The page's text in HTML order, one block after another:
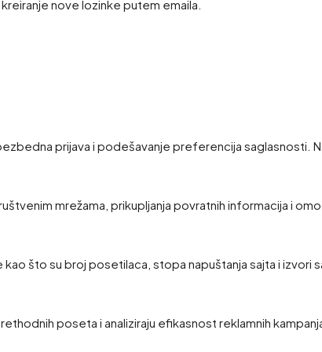
nove lozinke putem emaila.
prijava i podešavanje preferencija saglasnosti.
mrežama, prikupljanja povratnih informacija i
što su broj posetilaca, stopa napuštanja sajta i izvori
poseta i analiziraju efikasnost reklamnih